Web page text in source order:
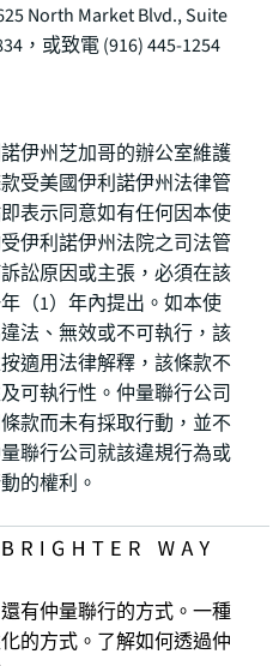
North Market Blvd., Suite
，或致電 (916) 445-1254
伊州芝加哥的辦公室維護
受美國伊利諾伊州法律管
表示同意如有任何因本使
伊利諾伊州法院之司法管
訟原因或主張，必須在該
（1）年內提出。如本使
法、無效或不可執行，該
適用法律解釋，該條款不
可執行性。仲量聯行公司
款而未有採取行動，並不
聯行公司就該違規行為或
的權利。
有仲量聯行的方式。一種
的方式。了解如何透過仲